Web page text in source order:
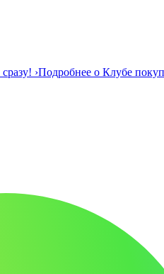
сразу! ›Подробнее о Клубе